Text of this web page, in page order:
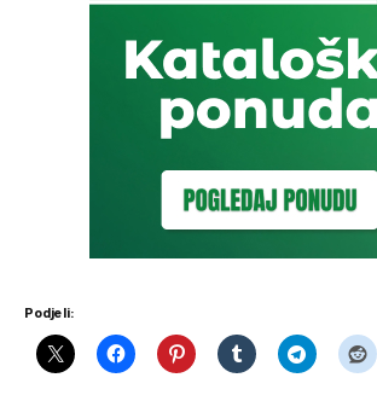
Podjeli: